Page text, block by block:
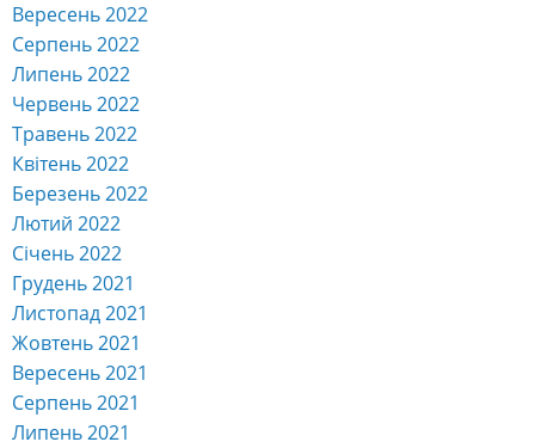
Вересень 2022
Серпень 2022
Липень 2022
Червень 2022
Травень 2022
Квітень 2022
Березень 2022
Лютий 2022
Січень 2022
Грудень 2021
Листопад 2021
Жовтень 2021
Вересень 2021
Серпень 2021
Липень 2021